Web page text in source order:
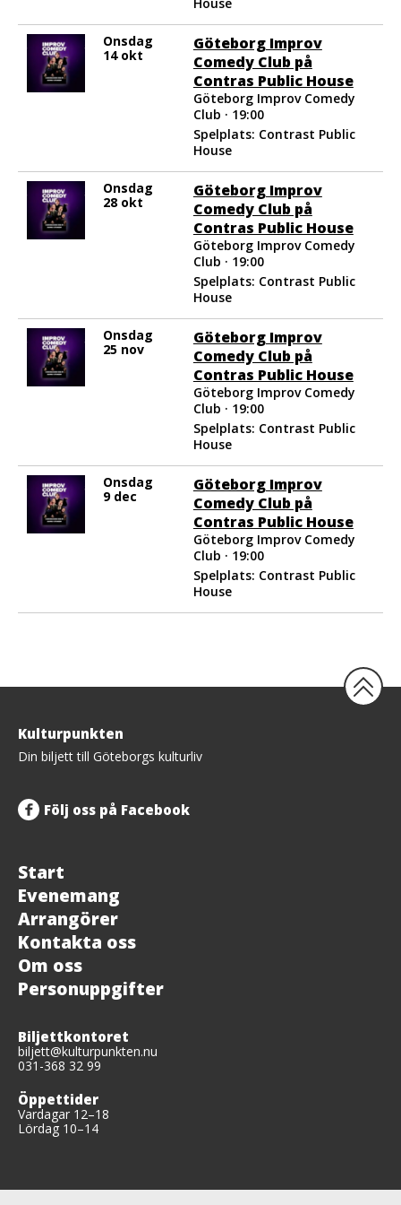
Onsdag
14 okt
Göteborg Improv
Comedy Club på
Contras Public House
Göteborg Improv Comedy
Club · 19:00
Spelplats: Contrast Public
House
Onsdag
28 okt
Göteborg Improv
Comedy Club på
Contras Public House
Göteborg Improv Comedy
Club · 19:00
Spelplats: Contrast Public
House
Onsdag
25 nov
Göteborg Improv
Comedy Club på
Contras Public House
Göteborg Improv Comedy
Club · 19:00
Spelplats: Contrast Public
House
Onsdag
9 dec
Göteborg Improv
Comedy Club på
Contras Public House
Göteborg Improv Comedy
Club · 19:00
Spelplats: Contrast Public
House
Tillbaka
upp
Kulturpunkten
Din biljett till Göteborgs kulturliv
Följ oss på Facebook
Start
Evenemang
Arrangörer
Kontakta oss
Om oss
Personuppgifter
Biljettkontoret
biljett@kulturpunkten.nu
031-368 32 99
Öppettider
Vardagar 12–18
Lördag 10–14